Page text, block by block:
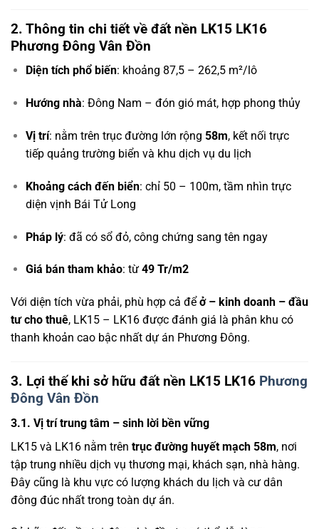
2. Thông tin chi tiết về đất nền LK15 LK16
Phương Đông Vân Đồn
Diện tích phổ biến: khoảng 87,5 – 262,5 m²/lô
Hướng nhà: Đông Nam – đón gió mát, hợp phong thủy
Vị trí: nằm trên trục đường lớn rộng 58m, kết nối trực
tiếp quảng trường biển và khu dịch vụ du lịch
Khoảng cách đến biển: chỉ 50 – 100m, tầm nhìn trực
diện vịnh Bái Tử Long
Pháp lý: đã có sổ đỏ, công chứng sang tên ngay
Giá bán tham khảo: từ 49 Tr/m2
Với diện tích vừa phải, phù hợp cả đểở – kinh doanh – đầu
tư cho thuê, LK15 – LK16 được đánh giá là phân khu có
thanh khoản cao bậc nhất dự án Phương Đông.
3. Lợi thế khi sở hữu đất nền LK15 LK16 Phương
Đông Vân Đồn
3.1. Vị trí trung tâm – sinh lời bền vững
LK15 và LK16 nằm trên trục đường huyết mạch 58m, nơi
tập trung nhiều dịch vụ thương mại, khách sạn, nhà hàng.
Đây cũng là khu vực có lượng khách du lịch và cư dân
đông đúc nhất trong toàn dự án.